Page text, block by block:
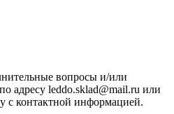
вопросы и/или
адресу leddo.sklad@mail.ru или
с контактной информацией.